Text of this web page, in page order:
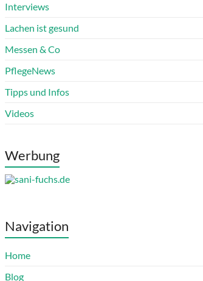
Interviews
Lachen ist gesund
Messen & Co
PflegeNews
Tipps und Infos
Videos
Werbung
Navigation
Home
Blog